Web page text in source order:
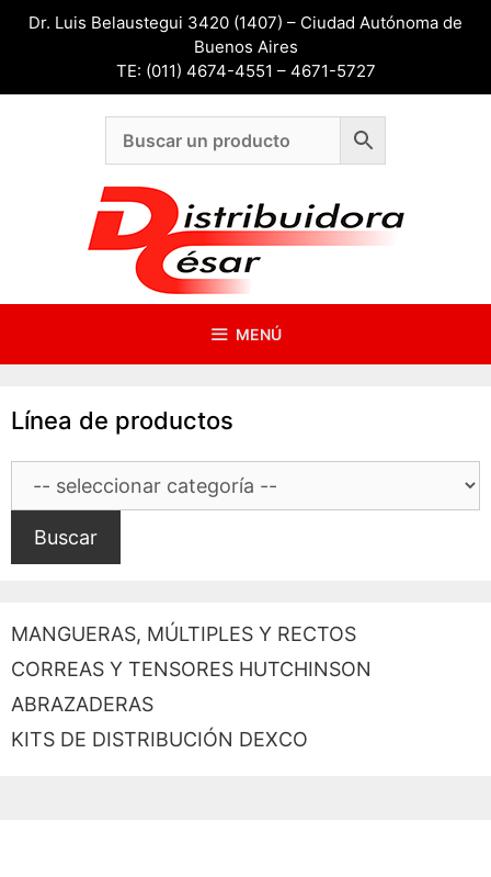
SaltarDr. Luis Belaustegui 3420 (1407) – Ciudad Autónoma de
Buenos Aires
TE: (011) 4674-4551 – 4671-5727
MENÚ
Línea de productos
Buscar
MANGUERAS, MÚLTIPLES Y RECTOS
CORREAS Y TENSORES HUTCHINSON
ABRAZADERAS
KITS DE DISTRIBUCIÓN DEXCO